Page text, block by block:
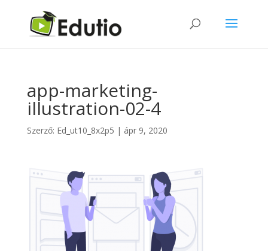
app-marketing-
illustration-02-4
Szerző: Ed_ut10_8x2p5 | ápr 9, 2020